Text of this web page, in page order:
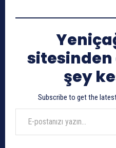
şey
Subscribe to get the
E-postanızı yazın…